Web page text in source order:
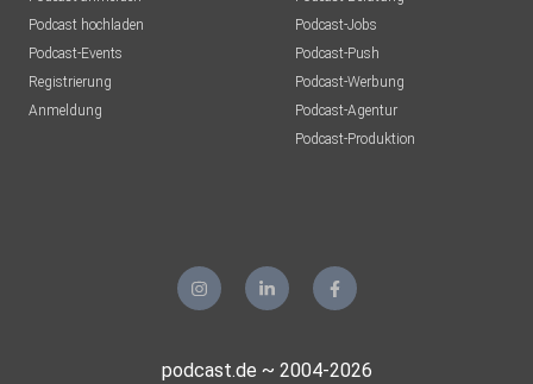
Podcast hochladen
Podcast-Events
Registrierung
Anmeldung
Podcast-Jobs
Podcast-Push
Podcast-Werbung
Podcast-Agentur
Podcast-Produktion
podcast.de ~ 2004-2026